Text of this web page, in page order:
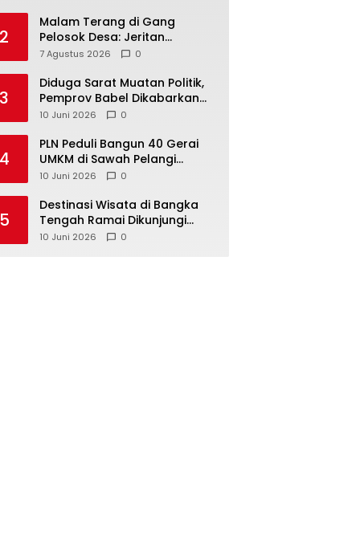
2
Malam Terang di Gang
Pelosok Desa: Jeritan
Harapan Ketua APDESI
Babel
7 Agustus 2026 0
3
‎Diduga Sarat Muatan Politik,
Pemprov Babel Dikabarkan
Lakukan Rotasi Besar-
10 Juni 2026 0
‎PLN Peduli Bangun 40 Gerai
UMKM di Sawah Pelangi
Namang, Dorong
10 Juni 2026 0
‎Destinasi Wisata di Bangka
Tengah Ramai Dikunjungi
Masyarakat Saat Libur dan
10 Juni 2026 0